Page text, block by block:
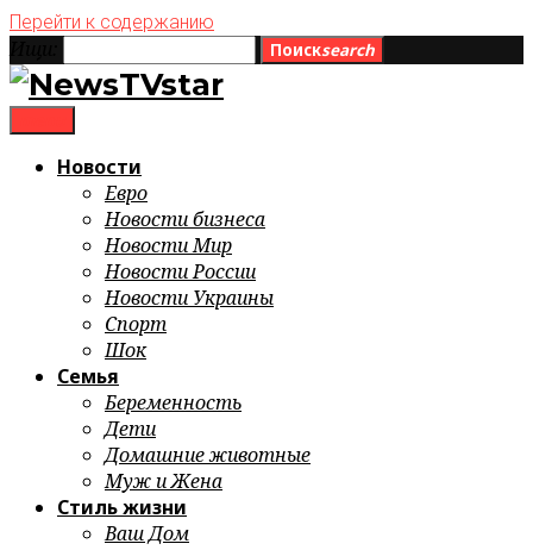
Перейти к содержанию
Поискsearch
Новости
Евро
Новости бизнеса
Новости Мир
Новости России
Новости Украины
Спорт
Шок
Семья
Беременность
Дети
Домашние животные
Муж и Жена
Стиль жизни
Ваш Дом